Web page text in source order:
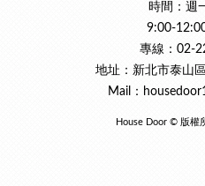
時間：週
9:00-12:00
專線：02-
地址：新北市泰山
Mail：
House Door © 版權